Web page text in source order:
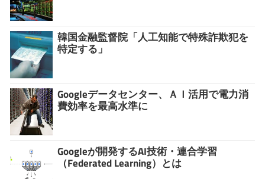
韓国金融監督院「人工知能で特殊詐欺犯を
特定する」
Googleデータセンター、ＡＩ活用で電力消
費効率を最高水準に
Googleが開発するAI技術・連合学習
（Federated Learning）とは